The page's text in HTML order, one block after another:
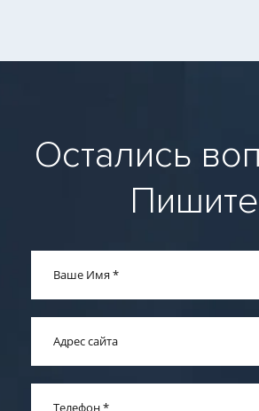
Остались
Ваше Имя *
Адрес сайта
Телефон*